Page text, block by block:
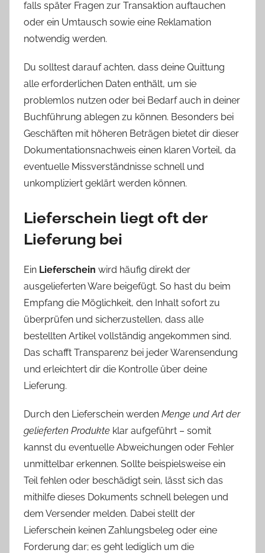
falls später Fragen zur Transaktion auftauchen
oder ein Umtausch sowie eine Reklamation
notwendig werden.
Du solltest darauf achten, dass deine Quittung
alle erforderlichen Daten enthält, um sie
problemlos nutzen oder bei Bedarf auch in deiner
Buchführung ablegen zu können. Besonders bei
Geschäften mit höheren Beträgen bietet dir dieser
Dokumentationsnachweis einen klaren Vorteil, da
eventuelle Missverständnisse schnell und
unkompliziert geklärt werden können.
Lieferschein liegt oft der
Lieferung bei
Ein Lieferschein wird häufig direkt der
ausgelieferten Ware beigefügt. So hast du beim
Empfang die Möglichkeit, den Inhalt sofort zu
überprüfen und sicherzustellen, dass alle
bestellten Artikel vollständig angekommen sind.
Das schafft Transparenz bei jeder Warensendung
und erleichtert dir die Kontrolle über deine
Lieferung.
Durch den Lieferschein werden Menge und Art der
gelieferten Produkte klar aufgeführt – somit
kannst du eventuelle Abweichungen oder Fehler
unmittelbar erkennen. Sollte beispielsweise ein
Teil fehlen oder beschädigt sein, lässt sich das
mithilfe dieses Dokuments schnell belegen und
dem Versender melden. Dabei stellt der
Lieferschein keinen Zahlungsbeleg oder eine
Forderung dar; es geht lediglich um die